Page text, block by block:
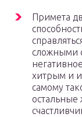
Примета
сложными
хитрым и
самому
остальные